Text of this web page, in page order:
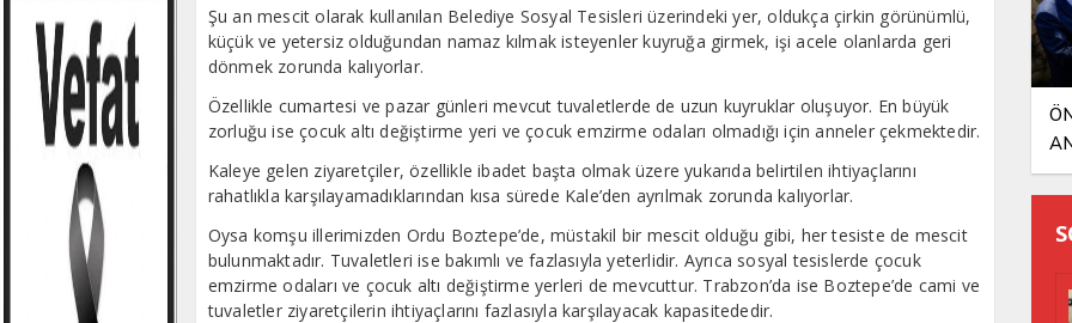
Şu an mescit olarak kullanılan Belediye Sosyal Tesisleri üzerindeki yer, oldukça çirkin görünümlü,
küçük ve yetersiz olduğundan namaz kılmak isteyenler kuyruğa girmek, işi acele olanlarda geri
dönmek zorunda kalıyorlar.
Özellikle cumartesi ve pazar günleri mevcut tuvaletlerde de uzun kuyruklar oluşuyor. En büyük
zorluğu ise çocuk altı değiştirme yeri ve çocuk emzirme odaları olmadığı için anneler çekmektedir.
Kaleye gelen ziyaretçiler, özellikle ibadet başta olmak üzere yukarıda belirtilen ihtiyaçlarını
rahatlıkla karşılayamadıklarından kısa sürede Kale’den ayrılmak zorunda kalıyorlar.
Oysa komşu illerimizden Ordu Boztepe’de, müstakil bir mescit olduğu gibi, her tesiste de mescit
bulunmaktadır. Tuvaletleri ise bakımlı ve fazlasıyla yeterlidir. Ayrıca sosyal tesislerde çocuk
emzirme odaları ve çocuk altı değiştirme yerleri de mevcuttur. Trabzon’da ise Boztepe’de cami ve
tuvaletler ziyaretçilerin ihtiyaçlarını fazlasıyla karşılayacak kapasitededir.